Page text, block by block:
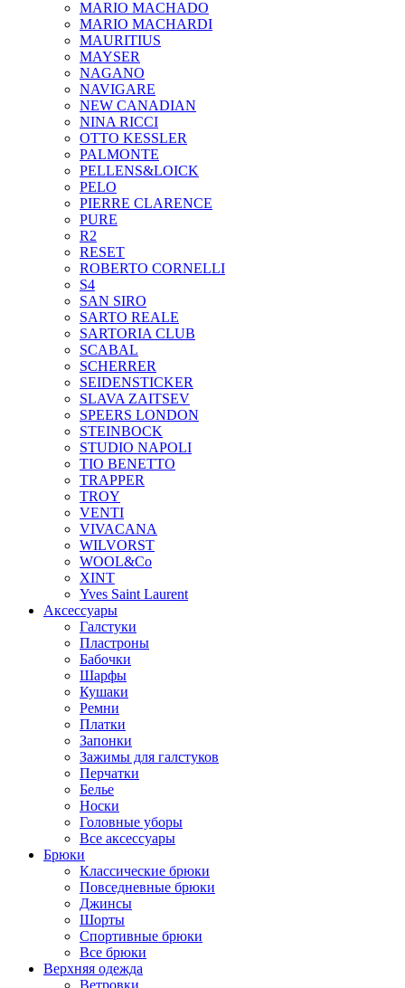
MARIO MACHADO
MARIO MACHARDI
MAURITIUS
MAYSER
NAGANO
NAVIGARE
NEW CANADIAN
NINA RICCI
OTTO KESSLER
PALMONTE
PELLENS&LOICK
PELO
PIERRE CLARENCE
PURE
R2
RESET
ROBERTO CORNELLI
S4
SAN SIRO
SARTO REALE
SARTORIA CLUB
SCABAL
SCHERRER
SEIDENSTICKER
SLAVA ZAITSEV
SPEERS LONDON
STEINBOCK
STUDIO NAPOLI
TIO BENETTO
TRAPPER
TROY
VENTI
VIVACANA
WILVORST
WOOL&Co
XINT
Yves Saint Laurent
Аксессуары
Галстуки
Пластроны
Бабочки
Шарфы
Кушаки
Ремни
Платки
Запонки
Зажимы для галстуков
Перчатки
Белье
Носки
Головные уборы
Все аксессуары
Брюки
Классические брюки
Повседневные брюки
Джинсы
Шорты
Спортивные брюки
Все брюки
Верхняя одежда
Ветровки